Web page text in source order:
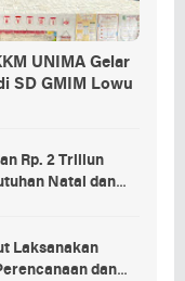
UNIMA Gelar
SD GMIM Lowu
Rp. 2 Triliun
Natal dan
Laksanakan
dan